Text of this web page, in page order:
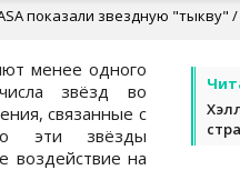
показали звездную "тыкву"
менее одного
звёзд во
связанные с
эти звёзды
воздействие на